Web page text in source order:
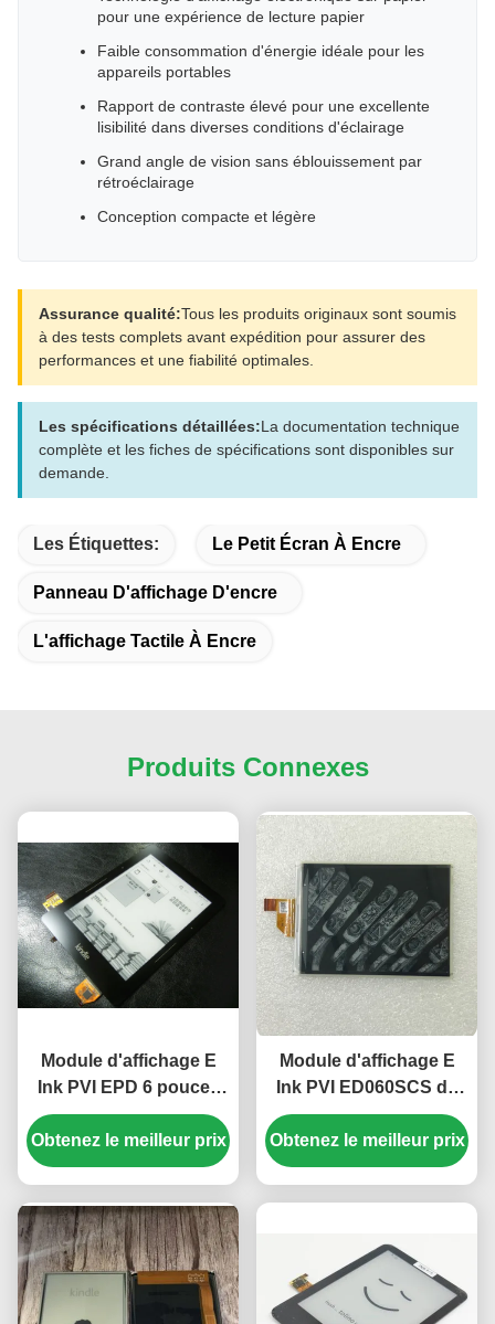
pour une expérience de lecture papier
Faible consommation d'énergie idéale pour les
appareils portables
Rapport de contraste élevé pour une excellente
lisibilité dans diverses conditions d'éclairage
Grand angle de vision sans éblouissement par
rétroéclairage
Conception compacte et légère
Assurance qualité:Tous les produits originaux sont soumis
à des tests complets avant expédition pour assurer des
performances et une fiabilité optimales.
Les spécifications détaillées:La documentation technique
complète et les fiches de spécifications sont disponibles sur
demande.
Les Étiquettes: Le Petit Écran À Encre
Panneau D'affichage D'encre
L'affichage Tactile À Encre
Produits Connexes
Module d'affichage E
Ink PVI EPD 6 pouces
avec écran tactile et
cadre ED060TC1
Obtenez le meilleur prix
Module d'affichage E
Ink PVI ED060SCS de
6,0 pouces avec
résolution SVGA de 600
× 800
Obtenez le meilleur prix